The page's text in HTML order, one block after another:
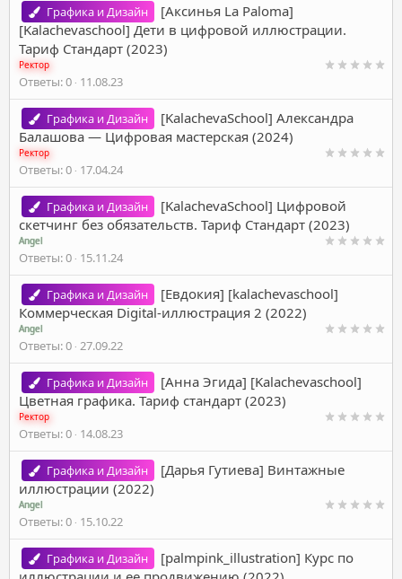
Графика и Дизайн
[Аксинья La Paloma]
[Kalachevaschool] Дети в цифровой иллюстрации.
Тариф Стандарт (2023)
Ректор
Ответы 0 11.08.23
Графика и Дизайн
[KalachevaSchool] Александра
Балашова ― Цифровая мастерская (2024)
Ректор
Ответы 0 17.04.24
Графика и Дизайн
[KalachevaSchool] Цифровой
скетчинг без обязательств. Тариф Стандарт (2023)
Angel
Ответы 0 15.11.24
Графика и Дизайн
[Евдокия] [kalachevaschool]
Коммерческая Digital-иллюстрация 2 (2022)
Angel
Ответы 0 27.09.22
Графика и Дизайн
[Анна Эгида] [Kalachevaschool]
Цветная графика. Тариф стандарт (2023)
Ректор
Ответы 0 14.08.23
Графика и Дизайн
[Дарья Гутиева] Винтажные
иллюстрации (2022)
Angel
Ответы 0 15.10.22
Графика и Дизайн
[palmpink_illustration] Курс по